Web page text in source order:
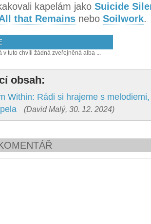
kapelám jako Suicide
that Remains nebo Soilwork.
v tuto chvíli žádná zveřejněná alba ...
obsah:
Within: Rádi si hrajeme s
(David Malý, 30. 12. 2024)